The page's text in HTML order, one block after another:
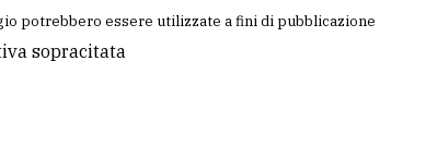
potrebbero essere utilizzate a fini di pubblicazione
sopracitata